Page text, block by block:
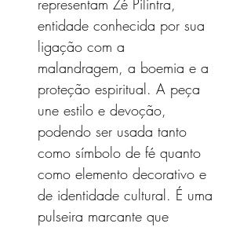
representam Zé Pilintra,
entidade conhecida por sua
ligação com a
malandragem, a boemia e a
proteção espiritual. A peça
une estilo e devoção,
podendo ser usada tanto
como símbolo de fé quanto
como elemento decorativo e
de identidade cultural. É uma
pulseira marcante que